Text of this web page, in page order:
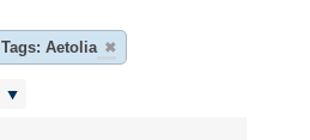
Tags: Aetolia ✖